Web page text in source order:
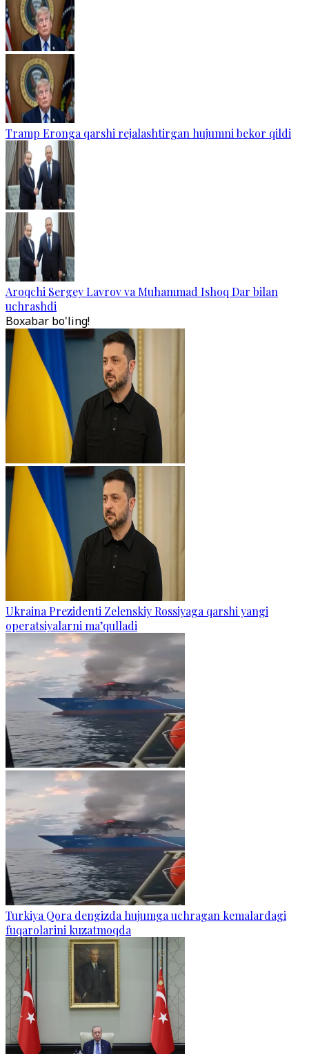
Tramp Eronga qarshi rejalashtirgan hujumni bekor qildi
Aroqchi Sergey Lavrov va Muhammad Ishoq Dar bilan
uchrashdi
Boxabar bo'ling!
Ukraina Prezidenti Zelenskiy Rossiyaga qarshi yangi
operatsiyalarni ma’qulladi
Turkiya Qora dengizda hujumga uchragan kemalardagi
fuqarolarini kuzatmoqda